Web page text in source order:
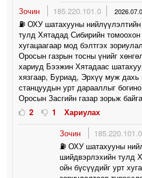
Зочин
185.220.101.0
⛽️ ОХУ шатахууны
тулд Хятадад Сибирийн томоохон
хугацаагаар мод бэлтгэх
Оросын газрын тосны үнийг
хариуд Бээжин Хятадаас
хязгаар, Буриад, Эрхүү муж дахь
станцуудын урт дарааллыг
Оросын Засгийн газар зорьж
2
1
Хариулах
Зочин
185.220.101.0
⛽️ ОХУ шатахууны
шийдвэрлэхийн тулд
ойн бүсүүдийг урт